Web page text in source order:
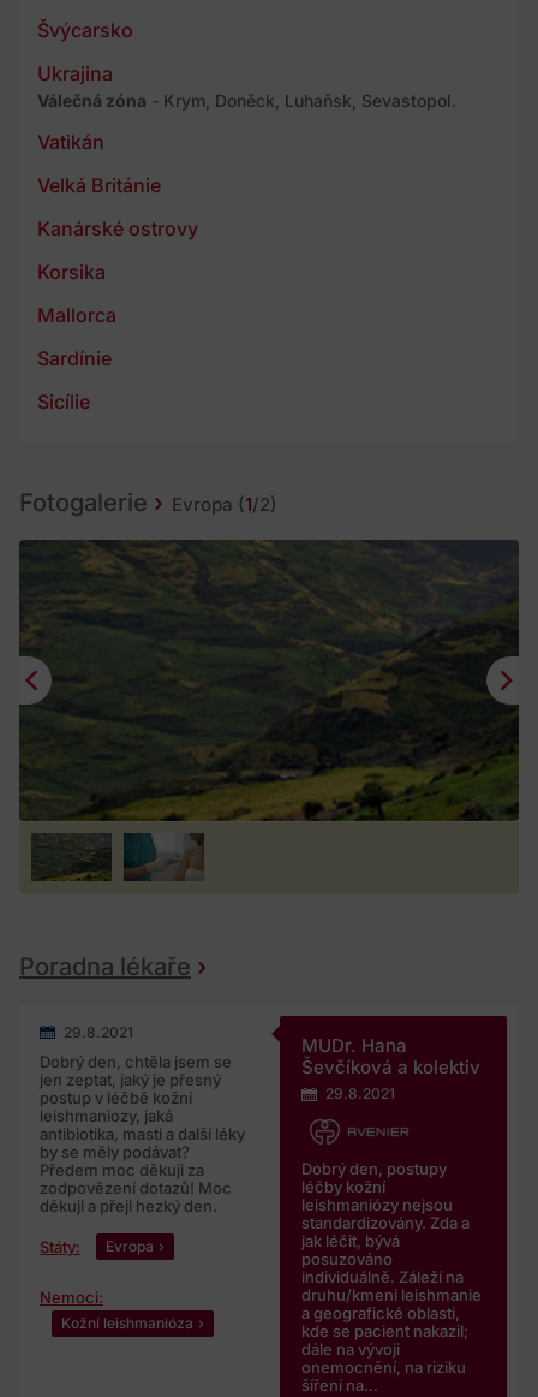
Švýcarsko
Ukrajina
Válečná zóna - Krym, Doněck, Luhaňsk, Sevastopol.
Vatikán
Velká Británie
Kanárské ostrovy
Korsika
Mallorca
Sardínie
Sicílie
Fotogalerie Evropa (1/2)
Poradna lékaře
29.8.2021
Dobrý den, chtěla jsem se
jen zeptat, jaký je přesný
postup v léčbě kožní
leishmaniozy, jaká
antibiotika, masti a další léky
by se měly podávat?
Předem moc děkuji za
zodpovězení dotazů! Moc
děkuji a přeji hezký den.
Státy: Evropa
Nemoci:
Kožní leishmanióza
MUDr. Hana
Ševčíková a kolektiv
29.8.2021
Dobrý den, postupy
léčby kožní
leishmaniózy nejsou
standardizovány. Zda a
jak léčit, bývá
posuzováno
individuálně. Záleží na
druhu/kmeni leishmanie
a geografické oblasti,
kde se pacient nakazil;
dále na vývoji
onemocnění, na riziku
šíření na...